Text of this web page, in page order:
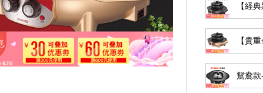
【経
【貴
鴛鴦款